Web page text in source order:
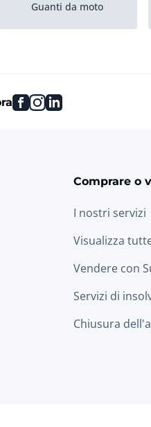
Guanti da moto
facebook
instagram
linkedin
Comprare o
I nostri servizi
Visualizza
Vendere con
Servizi di
Chiusura